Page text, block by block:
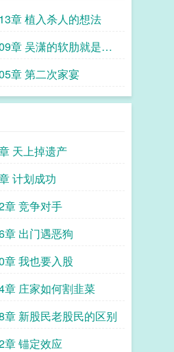
章 植入杀人的想法
章 吴潇的软肋就是女
章 第二次家宴
天上掉遗产
计划成功
章 竞争对手
章 出门遇恶狗
章 我也要入股
章 庄家如何割韭菜
章 新股民老股民的区别
章 锚定效应